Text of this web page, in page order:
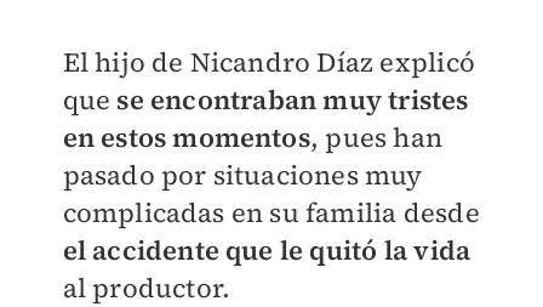
El hijo de Nicandro Díaz explicó
que se encontraban muy tristes
en estos momentos, pues han
pasado por situaciones muy
complicadas en su familia desde
el accidente que le quitó la vida
al productor.